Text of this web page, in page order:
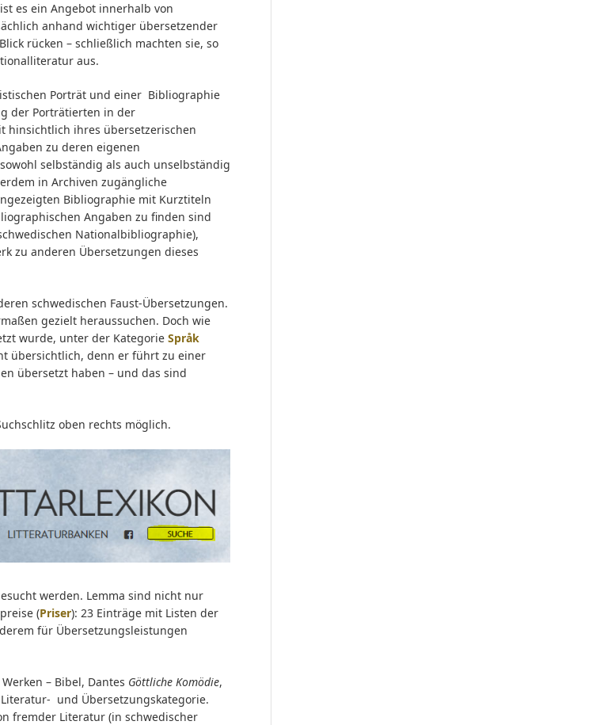
es ein Angebot innerhalb von
anhand wichtiger übersetzender
rücken – schließlich machten sie, so
aus.
Porträt und einer Bibliographie
der Porträtierten in der
hinsichtlich ihres übersetzerischen
zu deren eigenen
selbständig als auch unselbständig
in Archiven zugängliche
Bibliographie mit Kurztiteln
Angaben zu finden sind
Nationalbibliographie),
zu anderen Übersetzungen dieses
schwedischen Faust-Übersetzungen.
gezielt heraussuchen. Doch wie
wurde, unter der Kategorie Språk
übersichtlich, denn er führt zu einer
übersetzt haben – und das sind
oben rechts möglich.
werden. Lemma sind nicht nur
(Priser): 23 Einträge mit Listen der
für Übersetzungsleistungen
– Bibel, Dantes Göttliche Komödie,
und Übersetzungskategorie.
fremder Literatur (in schwedischer